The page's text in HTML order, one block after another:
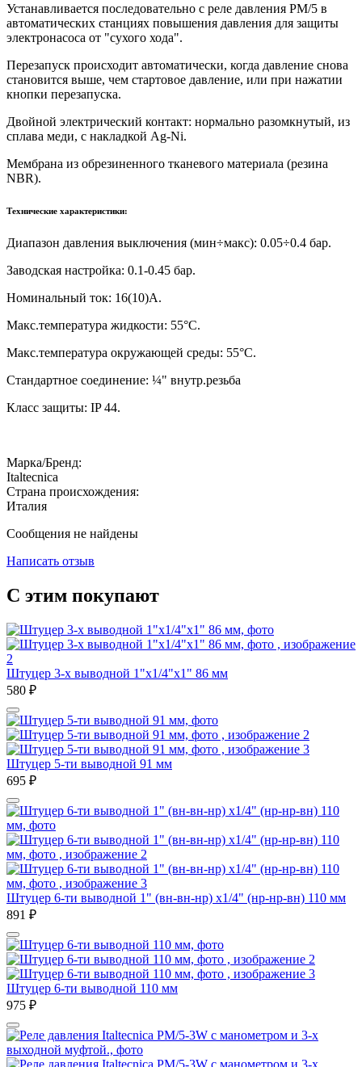
Устанавливается последовательно с реле давления PM/5 в
автоматических станциях повышения давления для защиты
электронасоса от "сухого хода".
Перезапуск происходит автоматически, когда давление снова
становится выше, чем стартовое давление, или при нажатии
кнопки перезапуска.
Двойной электрический контакт: нормально разомкнутый, из
сплава меди, с накладкой Ag-Ni.
Мембрана из обрезиненного тканевого материала (резина
NBR).
Технические характеристики:
Диапазон давления выключения (мин÷макс): 0.05÷0.4 бар.
Заводская настройка: 0.1-0.45 бар.
Номинальный ток: 16(10)А.
Макс.температура жидкости: 55°С.
Макс.температура окружающей среды: 55°С.
Стандартное соединение: ¼" внутр.резьба
Класс защиты: IP 44.
Марка/Бренд:
Italtecnica
Страна происхождения:
Италия
Сообщения не найдены
Написать отзыв
С этим покупают
Штуцер 3-х выводной 1"х1/4"х1" 86 мм
580 ₽
Штуцер 5-ти выводной 91 мм
695 ₽
Штуцер 6-ти выводной 1" (вн-вн-нр) х1/4" (нр-нр-вн) 110 мм
891 ₽
Штуцер 6-ти выводной 110 мм
975 ₽